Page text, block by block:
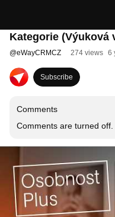
Kategorie (Výuková
@eWayCRMCZ 274 views 6
Subscribe
Comments
Comments are turned off.